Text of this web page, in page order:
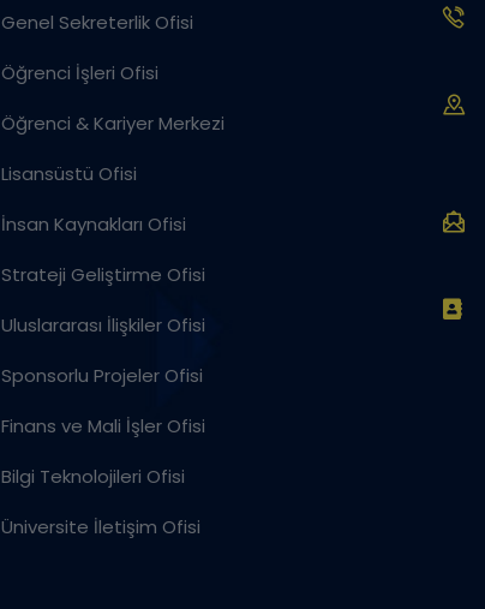
Genel Sekreterlik Ofisi
Öğrenci İşleri Ofisi
Öğrenci & Kariyer Merkezi
Lisansüstü Ofisi
İnsan Kaynakları Ofisi
Strateji Geliştirme Ofisi
Uluslararası İlişkiler Ofisi
Sponsorlu Projeler Ofisi
Finans ve Mali İşler Ofisi
Bilgi Teknolojileri Ofisi
Üniversite İletişim Ofisi